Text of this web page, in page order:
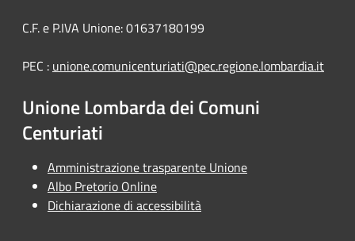
C.F. e P.IVA Unione: 01637180199
PEC : unione.comunicenturiati@pec.regione.lombardia.it
Unione Lombarda dei Comuni
Centuriati
Amministrazione trasparente Unione
Albo Pretorio Online
Dichiarazione di accessibilità